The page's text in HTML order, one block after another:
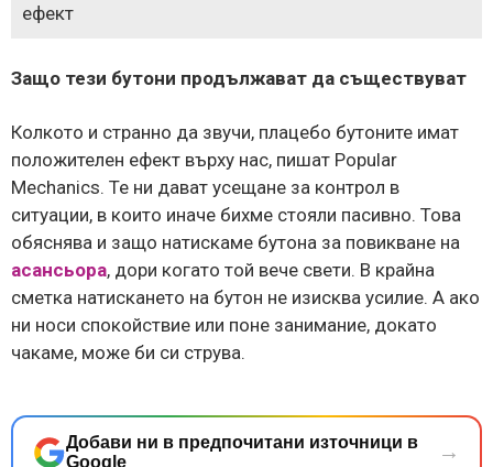
ефект
Защо тези бутони продължават да съществуват
Колкото и странно да звучи, плацебо бутоните имат
положителен ефект върху нас, пишат Popular
Mechanics. Те ни дават усещане за контрол в
ситуации, в които иначе бихме стояли пасивно. Това
обяснява и защо натискаме бутона за повикване на
асансьора, дори когато той вече свети. В крайна
сметка натискането на бутон не изисква усилие. А ако
ни носи спокойствие или поне занимание, докато
чакаме, може би си струва.
Добави ни в предпочитани източници в
Google
→